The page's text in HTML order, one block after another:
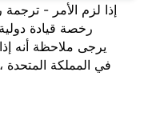
إذا لزم الأمر -
رخصة قيادة
يرجى ملاحظة أنه
في المملكة